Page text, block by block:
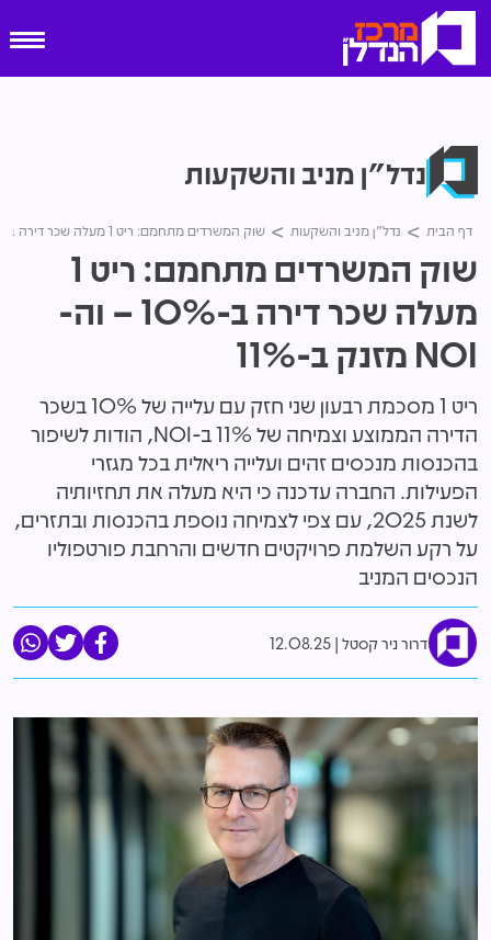
נדל"ן מניב והשקעות
דף הבית נדל"ן מניב והשקעות שוק המשרדים מתחמם: ריט 1 מעלה שכר דירה ב-10% – וה-NOI מזנק ב-11%
שוק המשרדים מתחמם: ריט 1
מעלה שכר דירה ב-10% – וה-
NOI מזנק ב-11%
ריט 1 מסכמת רבעון שני חזק עם עלייה של 10% בשכר
הדירה הממוצע וצמיחה של 11% ב-NOI, הודות לשיפור
בהכנסות מנכסים זהים ועלייה ריאלית בכל מגזרי
הפעילות. החברה עדכנה כי היא מעלה את תחזיותיה
לשנת 2025, עם צפי לצמיחה נוספת בהכנסות ובתזרים,
על רקע השלמת פרויקטים חדשים והרחבת פורטפוליו
הנכסים המניב
דרור ניר קסטל 12.08.25